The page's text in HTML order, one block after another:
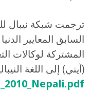
ترجمت شبكة نيبال
السابق المعايير
المشتركة لوكالات
(آيني) إلى اللغة